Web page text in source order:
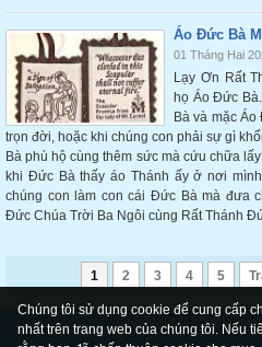
Áo Đức Bà
01 Tháng Hai
Lạy Ơn Rất
họ Áo Đức
Bà và mặc
trọn đời, hoặc khi chúng con phải sự gì
Bà phù hộ cùng thêm sức mà cứu chữa
khi Đức Bà thấy áo Thánh ấy ở nơi
chúng con làm con cái Đức Bà mà đưa
Đức Chúa Trời Ba Ngôi cùng Rất Thánh
1 2 3 4 5
Copyright © 2026
Chúng tôi sử dụng cookie để cung cấp
nhất trên trang web của chúng tôi. Nếu